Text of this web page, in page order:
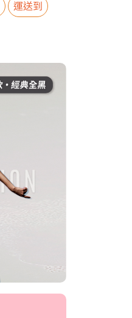
運送到